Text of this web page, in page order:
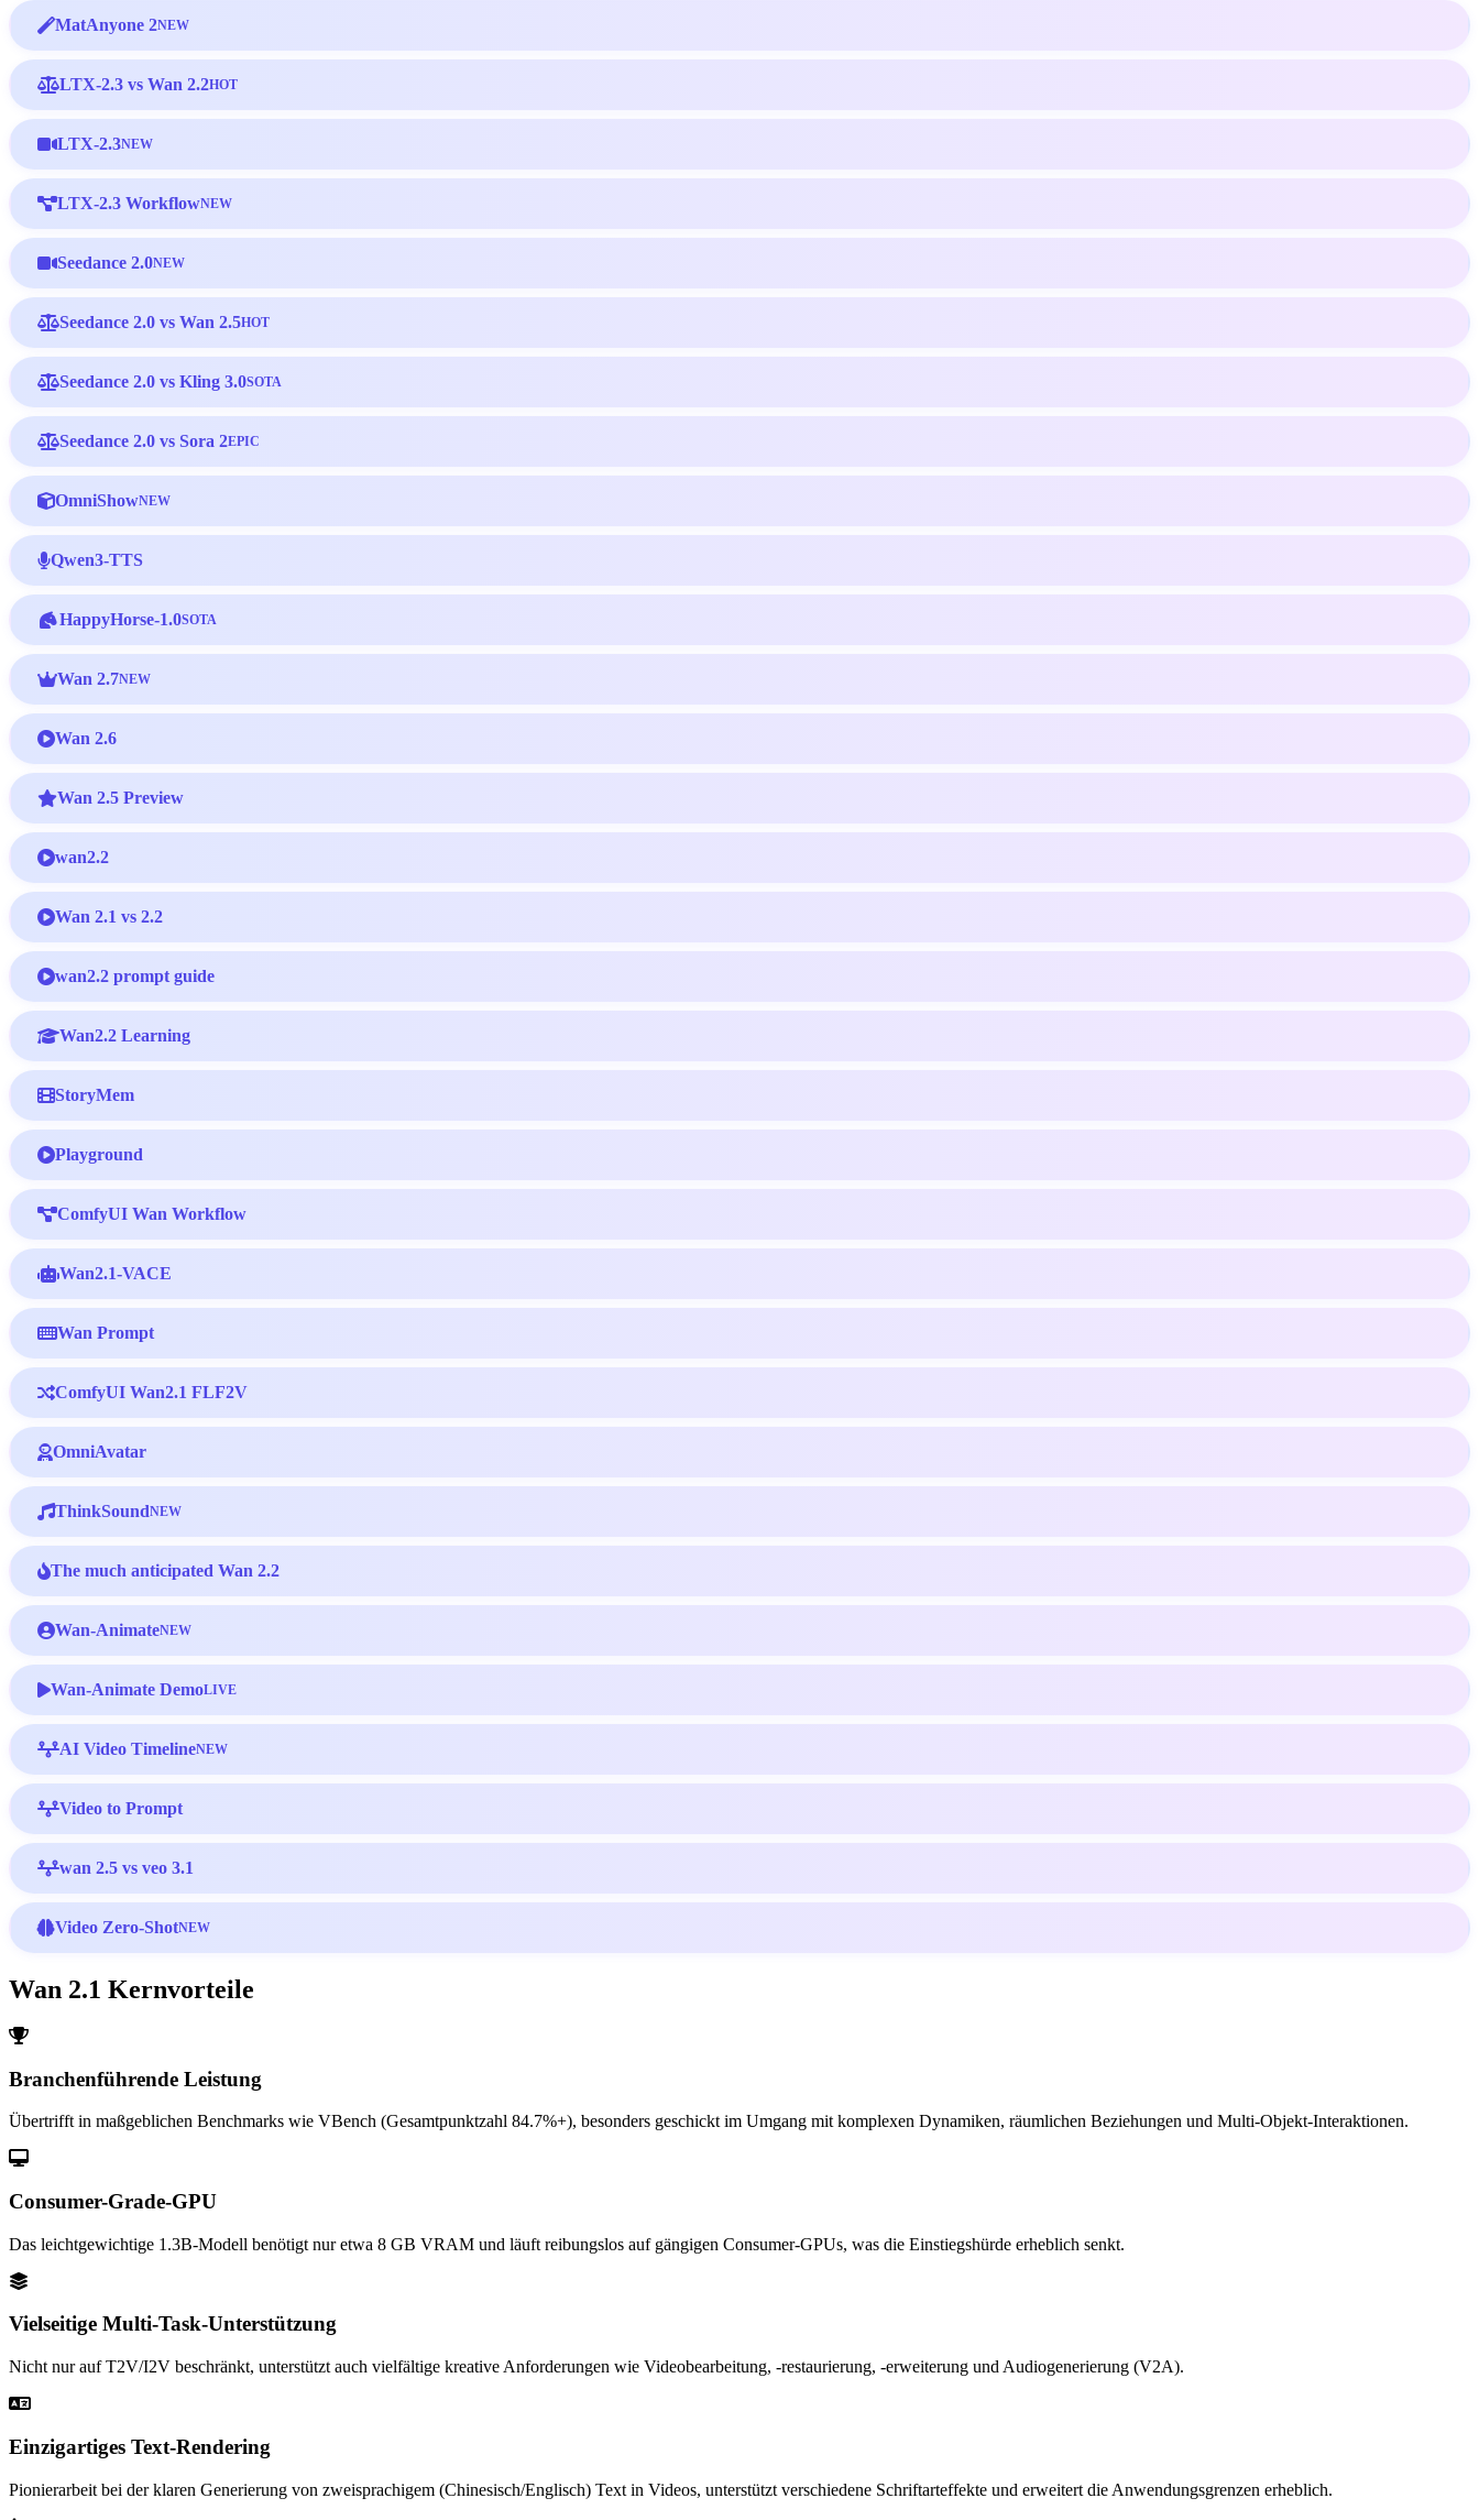
MatAnyone 2NEW
LTX-2.3 vs Wan 2.2HOT
LTX-2.3NEW
LTX-2.3 WorkflowNEW
Seedance 2.0NEW
Seedance 2.0 vs Wan 2.5HOT
Seedance 2.0 vs Kling 3.0SOTA
Seedance 2.0 vs Sora 2EPIC
OmniShowNEW
Qwen3-TTS
HappyHorse-1.0SOTA
Wan 2.7NEW
Wan 2.6
Wan 2.5 Preview
wan2.2
Wan 2.1 vs 2.2
wan2.2 prompt guide
Wan2.2 Learning
StoryMem
Playground
ComfyUI Wan Workflow
Wan2.1-VACE
Wan Prompt
ComfyUI Wan2.1 FLF2V
OmniAvatar
ThinkSoundNEW
The much anticipated Wan 2.2
Wan-AnimateNEW
Wan-Animate DemoLIVE
AI Video TimelineNEW
Video to Prompt
wan 2.5 vs veo 3.1
Video Zero-ShotNEW
Wan 2.1 Kernvorteile
Branchenführende Leistung
Übertrifft in maßgeblichen Benchmarks wie VBench (Gesamtpunktzahl 84.7%+), besonders geschickt im Umgang mit komplexen Dynamiken, räumlichen Beziehungen und Multi-Objekt-Interaktionen.
Consumer-Grade-GPU
Das leichtgewichtige 1.3B-Modell benötigt nur etwa 8 GB VRAM und läuft reibungslos auf gängigen Consumer-GPUs, was die Einstiegshürde erheblich senkt.
Vielseitige Multi-Task-Unterstützung
Nicht nur auf T2V/I2V beschränkt, unterstützt auch vielfältige kreative Anforderungen wie Videobearbeitung, -restaurierung, -erweiterung und Audiogenerierung (V2A).
Einzigartiges Text-Rendering
Pionierarbeit bei der klaren Generierung von zweisprachigem (Chinesisch/Englisch) Text in Videos, unterstützt verschiedene Schriftarteffekte und erweitert die Anwendungsgrenzen erheblich.